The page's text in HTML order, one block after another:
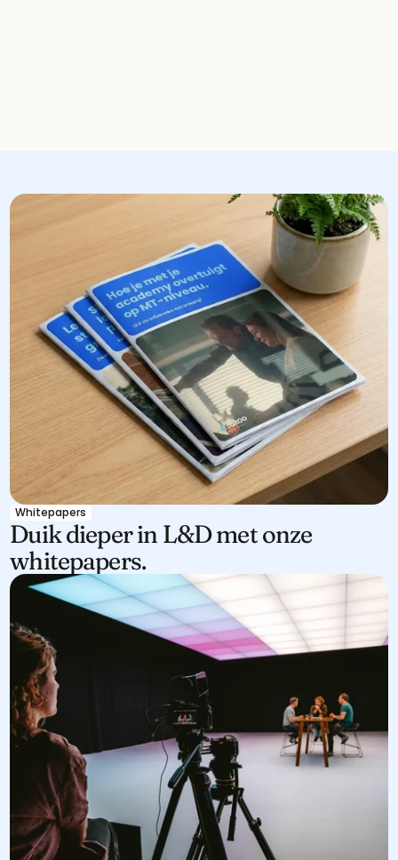
Whitepapers
Duik dieper in L&D met onze
whitepapers.